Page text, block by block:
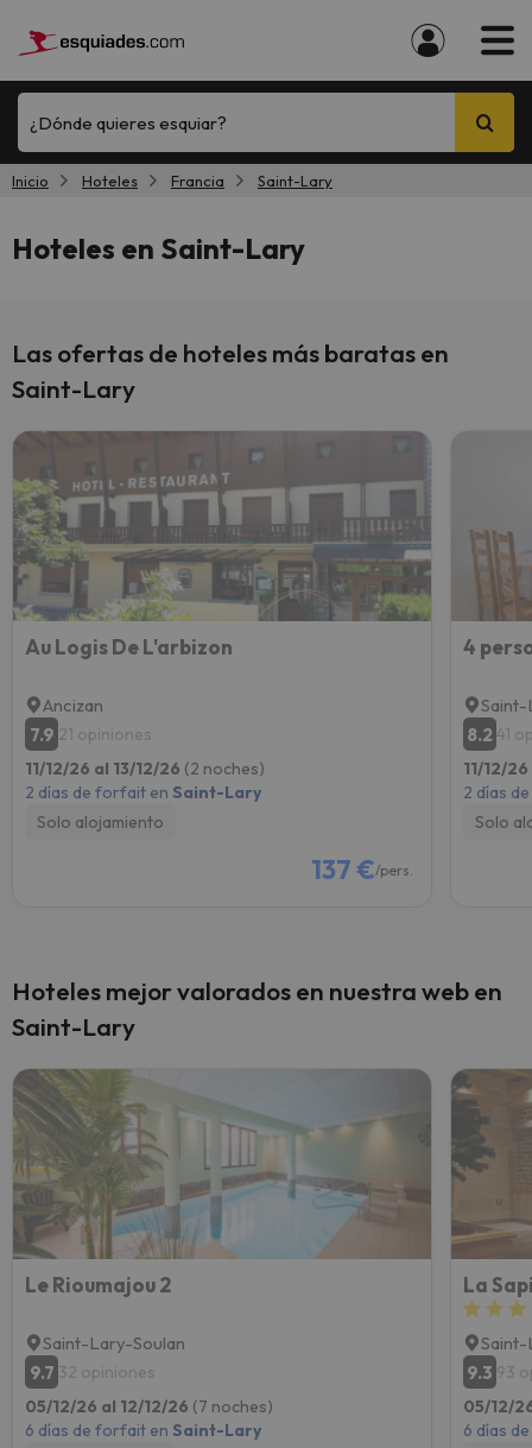
¿Dónde quieres esquiar?
Inicio Hoteles Francia Saint-Lary
Hoteles en Saint-Lary
Las ofertas de hoteles más baratas en
Saint-Lary
Au Logis De L'arbizon
Ancizan
7.9 21 opiniones
11/12/26 al 13/12/26 (2 noches)
2 días de forfait en Saint-Lary
Solo alojamiento
137 €/pers.
8.2 41
11/12/
2 días
Solo
Hoteles mejor valorados en nuestra web en
Saint-Lary
Le Rioumajou 2
Saint-Lary-Soulan
9.7 32 opiniones
05/12/26 al 12/12/26 (7 noches)
6 días de forfait en Saint-Lary
La
9.3 93
05/12/
6 días